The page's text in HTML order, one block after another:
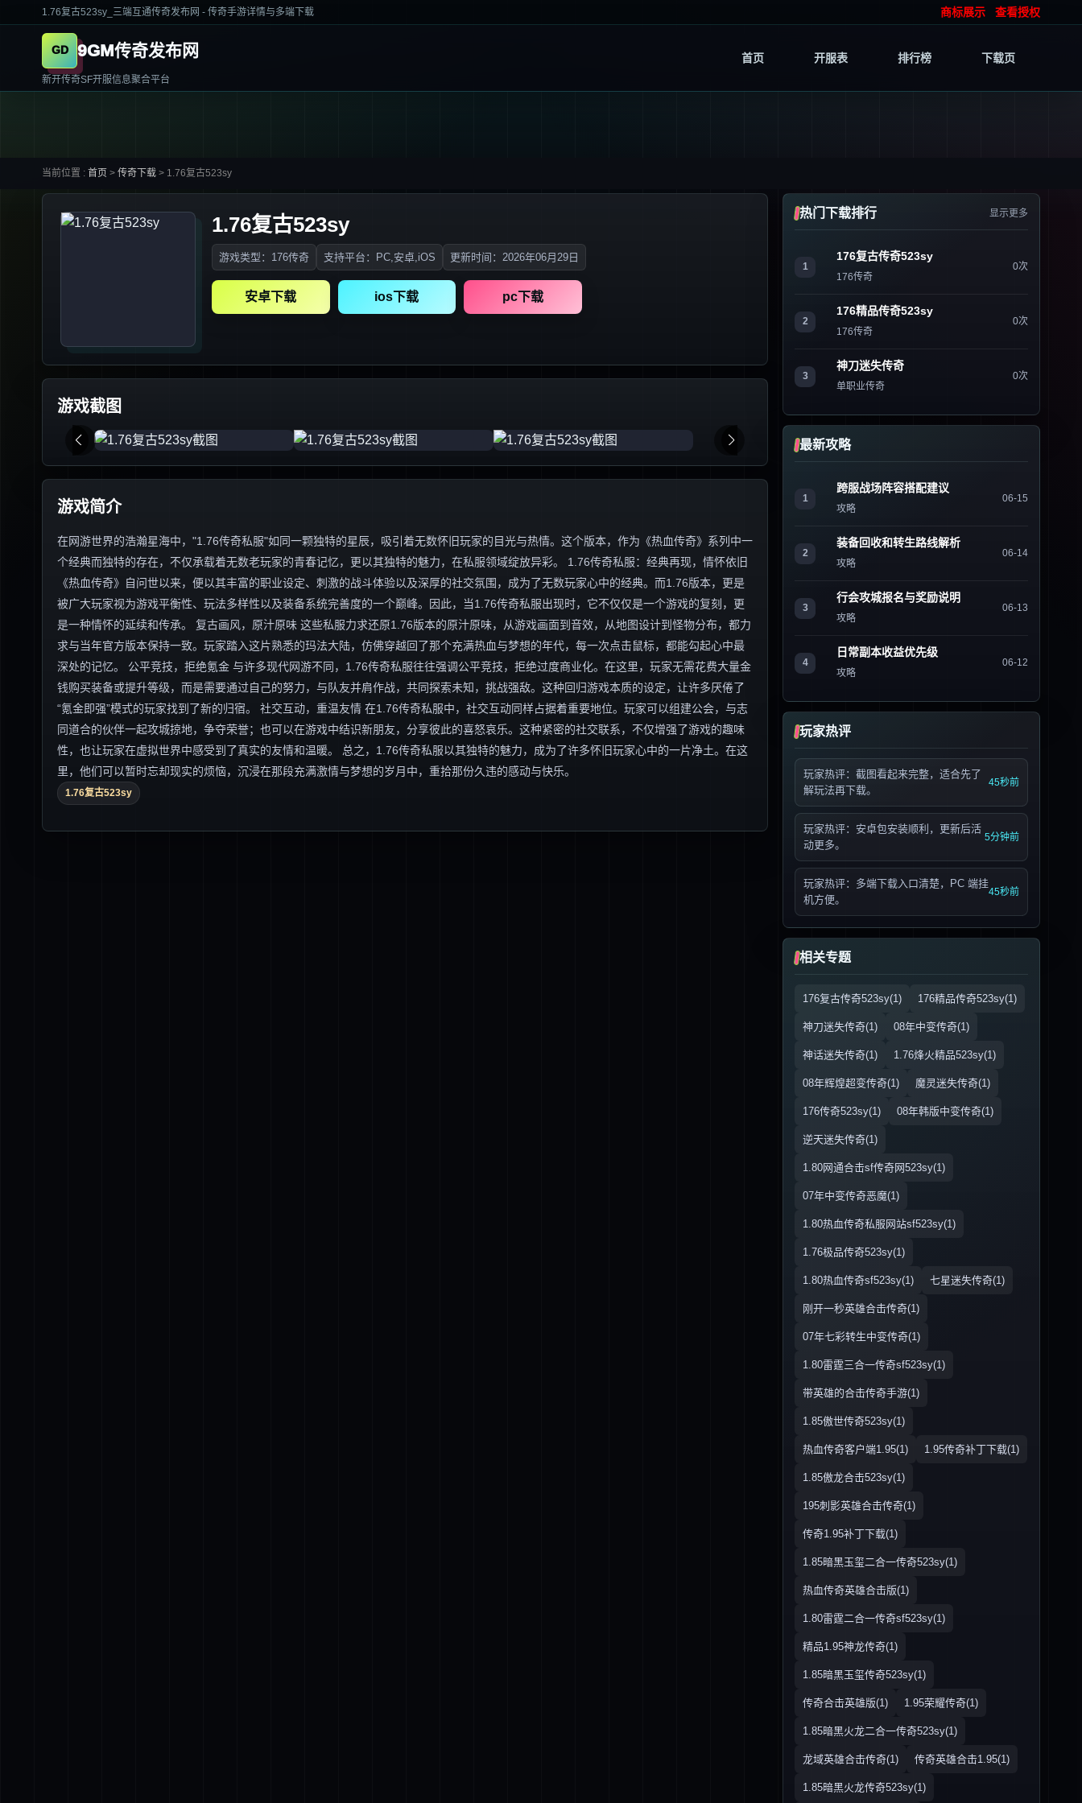
1.76复古523sy_三端互通传奇发布网 - 传奇手游详情与多端下载 商标展示 查看授权
9GM传奇发布网
新开传奇SF开服信息聚合平台
首页 开服表 排行榜 下载页
当前位置 : 首页 > 传奇下载 > 1.76复古523sy
1.76复古523sy
游戏类型：176传奇 支持平台：PC,安卓,iOS 更新时间：2026年06月29日
安卓下载 ios下载 pc下载
游戏截图
游戏简介
在网游世界的浩瀚星海中，"1.76传奇私服"如同一颗独特的星辰，吸引着无数怀旧玩家的目光与热情。这个版本，作为《热血传奇》系列中一
个经典而独特的存在，不仅承载着无数老玩家的青春记忆，更以其独特的魅力，在私服领域绽放异彩。 1.76传奇私服：经典再现，情怀依旧
《热血传奇》自问世以来，便以其丰富的职业设定、刺激的战斗体验以及深厚的社交氛围，成为了无数玩家心中的经典。而1.76版本，更是
被广大玩家视为游戏平衡性、玩法多样性以及装备系统完善度的一个巅峰。因此，当1.76传奇私服出现时，它不仅仅是一个游戏的复刻，更
是一种情怀的延续和传承。 复古画风，原汁原味 这些私服力求还原1.76版本的原汁原味，从游戏画面到音效，从地图设计到怪物分布，都力
求与当年官方版本保持一致。玩家踏入这片熟悉的玛法大陆，仿佛穿越回了那个充满热血与梦想的年代，每一次点击鼠标，都能勾起心中最
深处的记忆。 公平竞技，拒绝氪金 与许多现代网游不同，1.76传奇私服往往强调公平竞技，拒绝过度商业化。在这里，玩家无需花费大量金
钱购买装备或提升等级，而是需要通过自己的努力，与队友并肩作战，共同探索未知，挑战强敌。这种回归游戏本质的设定，让许多厌倦了
“氪金即强”模式的玩家找到了新的归宿。 社交互动，重温友情 在1.76传奇私服中，社交互动同样占据着重要地位。玩家可以组建公会，与志
同道合的伙伴一起攻城掠地，争夺荣誉；也可以在游戏中结识新朋友，分享彼此的喜怒哀乐。这种紧密的社交联系，不仅增强了游戏的趣味
性，也让玩家在虚拟世界中感受到了真实的友情和温暖。 总之，1.76传奇私服以其独特的魅力，成为了许多怀旧玩家心中的一片净土。在这
里，他们可以暂时忘却现实的烦恼，沉浸在那段充满激情与梦想的岁月中，重拾那份久违的感动与快乐。
1.76复古523sy
热门下载排行 显示更多
1
176复古传奇523sy
176传奇
0次
2
176精品传奇523sy
176传奇
0次
3
神刀迷失传奇
单职业传奇
0次
最新攻略
1
跨服战场阵容搭配建议
攻略
06-15
2
装备回收和转生路线解析
攻略
06-14
3
行会攻城报名与奖励说明
攻略
06-13
4
日常副本收益优先级
攻略
06-12
玩家热评
玩家热评：截图看起来完整，适合先了
解玩法再下载。
45秒前
玩家热评：安卓包安装顺利，更新后活
动更多。
5分钟前
玩家热评：多端下载入口清楚，PC 端挂
机方便。
45秒前
相关专题
176复古传奇523sy(1) 176精品传奇523sy(1)
神刀迷失传奇(1) 08年中变传奇(1)
神话迷失传奇(1) 1.76烽火精品523sy(1)
08年辉煌超变传奇(1) 魔灵迷失传奇(1)
176传奇523sy(1) 08年韩版中变传奇(1)
逆天迷失传奇(1)
1.80网通合击sf传奇网523sy(1)
07年中变传奇恶魔(1)
1.80热血传奇私服网站sf523sy(1)
1.76极品传奇523sy(1)
1.80热血传奇sf523sy(1) 七星迷失传奇(1)
刚开一秒英雄合击传奇(1)
07年七彩转生中变传奇(1)
1.80雷霆三合一传奇sf523sy(1)
带英雄的合击传奇手游(1)
1.85傲世传奇523sy(1)
热血传奇客户端1.95(1) 1.95传奇补丁下载(1)
1.85傲龙合击523sy(1)
195刺影英雄合击传奇(1)
传奇1.95补丁下载(1)
1.85暗黑玉玺二合一传奇523sy(1)
热血传奇英雄合击版(1)
1.80雷霆二合一传奇sf523sy(1)
精品1.95神龙传奇(1)
1.85暗黑玉玺传奇523sy(1)
传奇合击英雄版(1) 1.95荣耀传奇(1)
1.85暗黑火龙二合一传奇523sy(1)
龙域英雄合击传奇(1) 传奇英雄合击1.95(1)
1.85暗黑火龙传奇523sy(1)